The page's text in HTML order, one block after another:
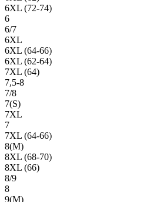
6XL (72-74)
6
6/7
6XL
6XL (64-66)
6XL (62-64)
7XL (64)
7,5-8
7/8
7(S)
7XL
7
7XL (64-66)
8(М)
8XL (68-70)
8XL (66)
8/9
8
9(М)